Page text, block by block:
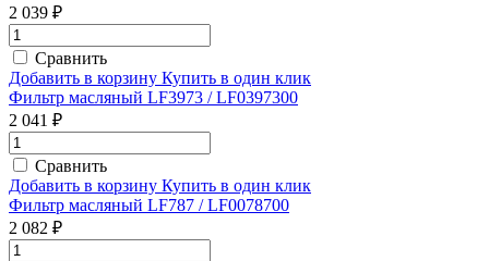
2 039 ₽
Сравнить
Добавить в корзину Купить в один клик
Фильтр масляный LF3973 / LF0397300
2 041 ₽
Сравнить
Добавить в корзину Купить в один клик
Фильтр масляный LF787 / LF0078700
2 082 ₽